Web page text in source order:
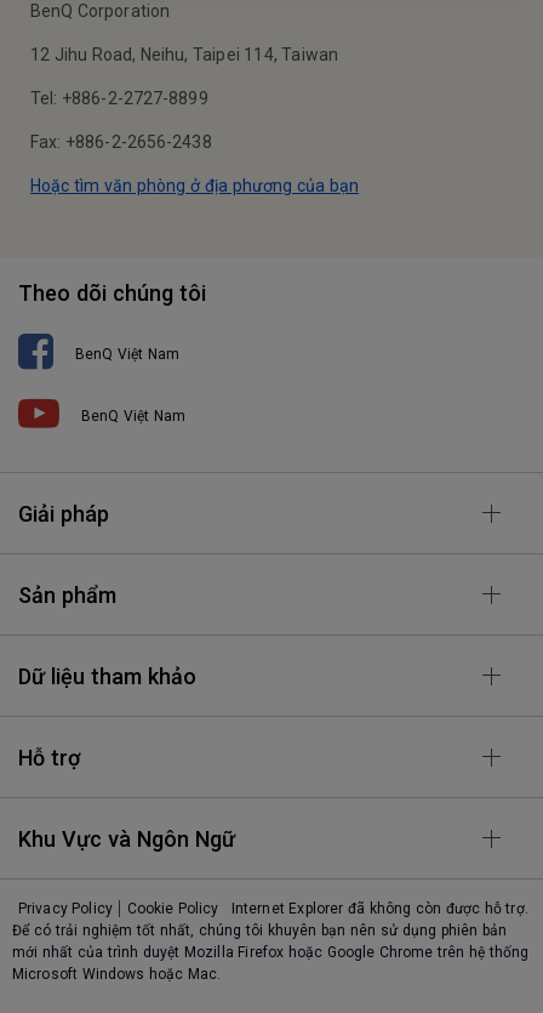
BenQ Corporation
12 Jihu Road, Neihu, Taipei 114, Taiwan
Tel: +886-2-2727-8899
Fax: +886-2-2656-2438
Hoặc tìm văn phòng ở địa phương của bạn
Theo dõi chúng tôi
BenQ Việt Nam
BenQ Việt Nam
Giải pháp
Sản phẩm
Dữ liệu tham khảo
Hỗ trợ
Khu Vực và Ngôn Ngữ
Privacy Policy Cookie Policy
Internet Explorer đã không còn được hỗ trợ.
Để có trải nghiệm tốt nhất, chúng tôi khuyên bạn nên sử dụng phiên bản
mới nhất của trình duyệt Mozilla Firefox hoặc Google Chrome trên hệ thống
Microsoft Windows hoặc Mac.